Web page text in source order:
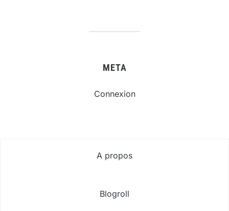
META
Connexion
A propos
Blogroll